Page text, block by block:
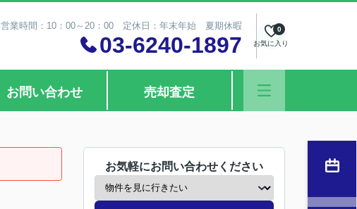
営業時間：10：00～20：00 定休日：年末年始 夏期休暇
03-6240-1897 お気に入り
0
お問い合わせ 売却査定
お気軽にお問い合わせください